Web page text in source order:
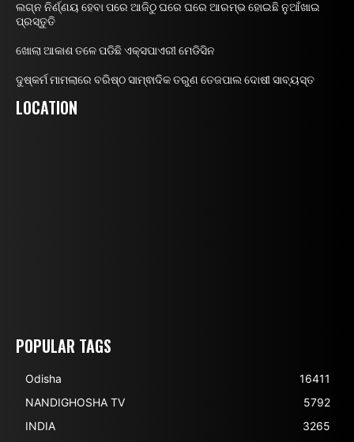
ଲଗ୍ନ ନିର୍ଣ୍ଣୟ ହେବା ପରେ ଆଜିଠୁ ଘରେ ଘରେ ଆରମ୍ଭ ହୋଇଛି ନୁଆଁଖାଇ
ପ୍ରସ୍ତୁତି
ଖୋଲା ଆକାଶ ତଳେ ପଡିଛି ଏକ୍ସପାଏରୀ ମେଡିସିନ
ଦୁଷ୍କର୍ମ ମାମଲାରେ ବରିଷ୍ଠ ସାମ୍ଵାଦିକ ତରୁଣ ତେଜପାଲ ଦୋଷୀ ସାବ୍ୟସ୍ତ
LOCATION
POPULAR TAGS
Odisha
16411
NANDIGHOSHA TV
5792
INDIA
3265